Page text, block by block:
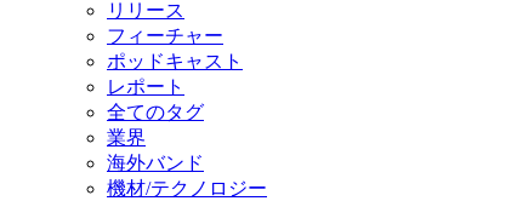
リリース
フィーチャー
ポッドキャスト
レポート
全てのタグ
業界
海外バンド
機材/テクノロジー